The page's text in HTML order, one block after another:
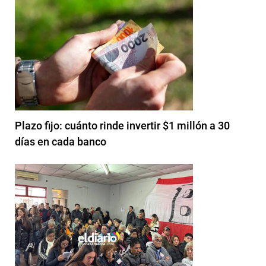
Plazo fijo: cuánto rinde invertir $1 millón a 30
días en cada banco